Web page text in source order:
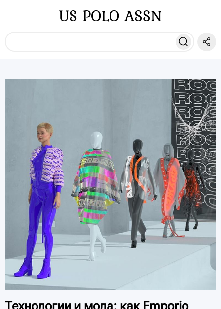
US POLO ASSN
Технологии и мода: как Emporio